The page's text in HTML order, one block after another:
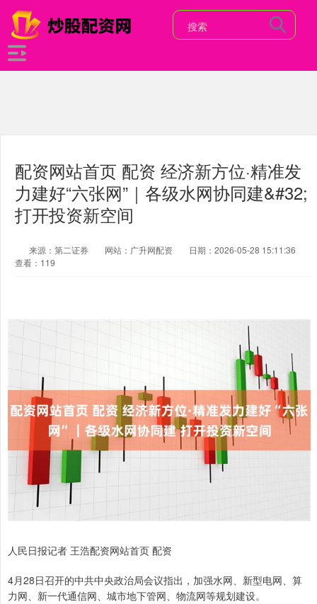
配资网站首页 配资 经济新方位·精准发
力建好“六张网”｜各级水网协同建&#32;
打开投资新空间
来源：第二证券 网站：广升网配资
日期：2026-05-28 15:11:36
查看：119
人民日报记者 王浩配资网站首页 配资
4月28日召开的中共中央政治局会议指出，加强水网、新型电网、算
力网、新一代通信网、城市地下管网、物流网等规划建设。